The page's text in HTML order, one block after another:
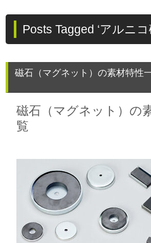
Posts Tagged ‘アルニコ
磁石（マグネット）の素材特性
磁石（マグネット）の
覧